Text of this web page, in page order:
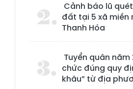
Cảnh báo lũ
đất tại 5 xã miền
Thanh Hóa
Tuyển quân năm
chức đúng quy
khâu” từ địa